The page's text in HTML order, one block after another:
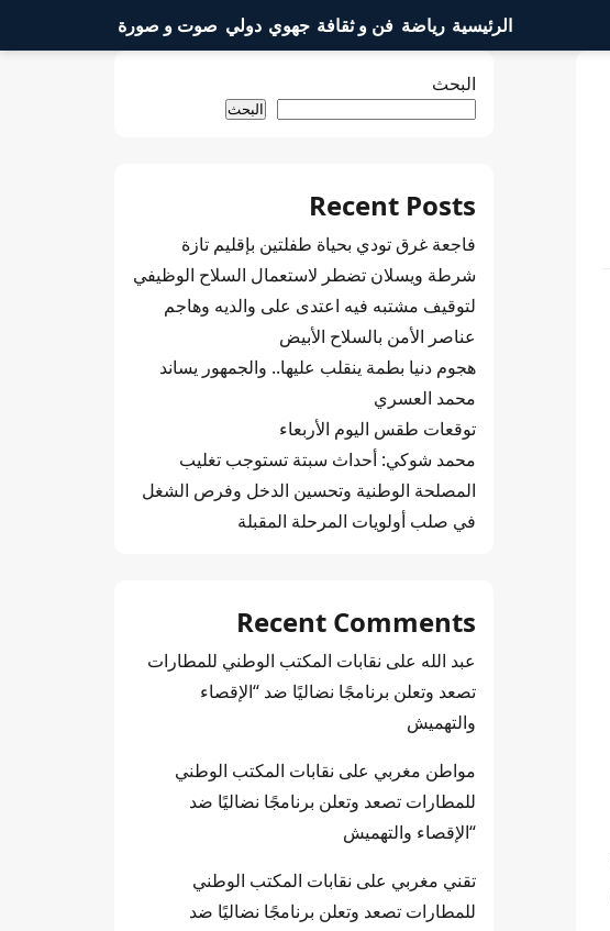
الرئيسية رياضة فن و ثقافة جهوي دولي صوت و صورة
البحث
البحث
Recent Posts
فاجعة غرق تودي بحياة طفلتين بإقليم تازة
شرطة ويسلان تضطر لاستعمال السلاح الوظيفي
لتوقيف مشتبه فيه اعتدى على والديه وهاجم
عناصر الأمن بالسلاح الأبيض
هجوم دنيا بطمة ينقلب عليها.. والجمهور يساند
محمد العسري
توقعات طقس اليوم الأربعاء
محمد شوكي: أحداث سبتة تستوجب تغليب
المصلحة الوطنية وتحسين الدخل وفرص الشغل
في صلب أولويات المرحلة المقبلة
Recent Comments
عبد الله على نقابات المكتب الوطني للمطارات
تصعد وتعلن برنامجًا نضاليًا ضد “الإقصاء
والتهميش
مواطن مغربي على نقابات المكتب الوطني
للمطارات تصعد وتعلن برنامجًا نضاليًا ضد
“الإقصاء والتهميش
تقني مغربي على نقابات المكتب الوطني
للمطارات تصعد وتعلن برنامجًا نضاليًا ضد